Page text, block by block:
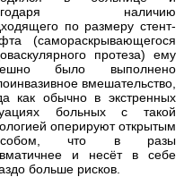
наличию
по размеру стент-
(самораскрывающегося
протеза) ему
было выполнено
вмешательство,
как обычно в экстренных
больных с такой
оперируют открытым
что в разы
и несёт в себе
больше рисков.